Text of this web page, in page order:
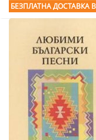
БЕЗПЛАТНА ДОСТАВКА